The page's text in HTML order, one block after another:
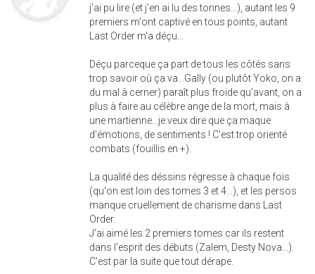
j'ai pu lire (et j'en ai lu des tonnes...), autant les 9
premiers m'ont captivé en tous points, autant
Last Order m'a déçu...
Déçu parceque ça part de tous les côtés sans
trop savoir où ça va...Gally (ou plutôt Yoko, on a
du mal à cerner) paraît plus froide qu'avant, on a
plus à faire au célèbre ange de la mort, mais à
une martienne...je veux dire que ça maque
d'émotions, de sentiments ! C'est trop orienté
combats (fouillis en +).
La qualité des déssins régresse à chaque fois
(qu'on est loin des tomes 3 et 4...), et les persos
manque cruellement de charisme dans Last
Order.
J'ai aimé les 2 premiers tomes car ils restent
dans l'esprit des débuts (Zalem, Desty Nova...).
C'est par la suite que tout dérape.